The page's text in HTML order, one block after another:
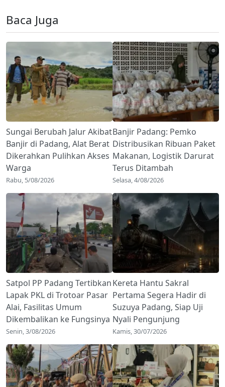
Baca Juga
Sungai Berubah Jalur Akibat
Banjir di Padang, Alat Berat
Dikerahkan Pulihkan Akses
Warga
Rabu, 5/08/2026
Banjir Padang: Pemko
Distribusikan Ribuan Paket
Makanan, Logistik Darurat
Terus Ditambah
Selasa, 4/08/2026
Satpol PP Padang Tertibkan
Lapak PKL di Trotoar Pasar
Alai, Fasilitas Umum
Dikembalikan ke Fungsinya
Senin, 3/08/2026
Kereta Hantu Sakral
Pertama Segera Hadir di
Suzuya Padang, Siap Uji
Nyali Pengunjung
Kamis, 30/07/2026